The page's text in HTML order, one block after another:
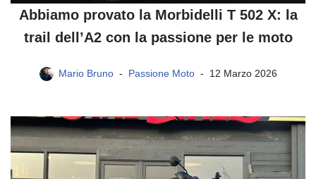
Abbiamo provato la Morbidelli T 502 X: la
trail dell’A2 con la passione per le moto
Mario Bruno Passione Moto 12 Marzo 2026